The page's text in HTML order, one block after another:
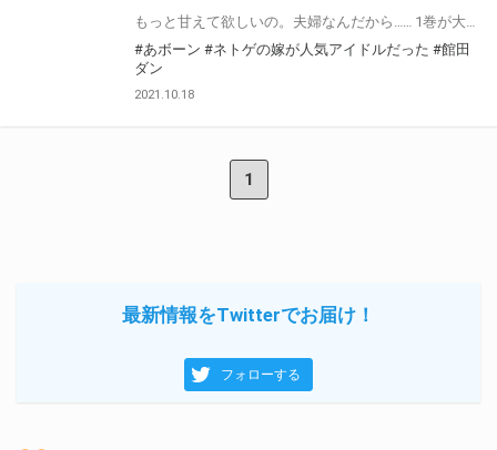
#あボーン #ネトゲの嫁が人気アイドルだった #館田
ダン
2021.10.18
1
最新情報をTwitterでお届け！
フォローする